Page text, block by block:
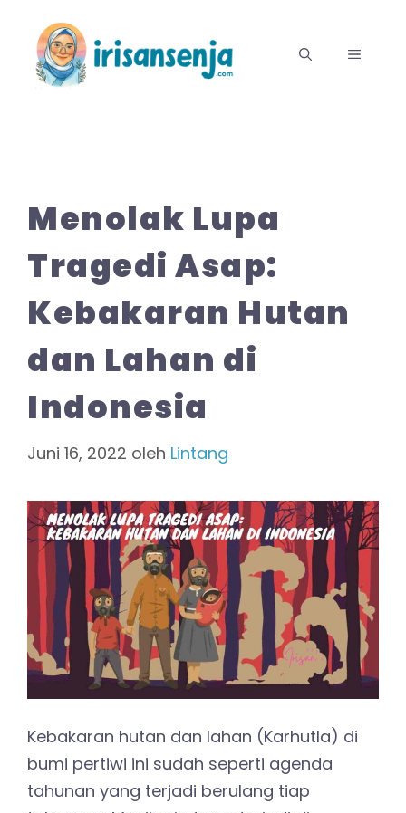
MENU
Menolak Lupa
Tragedi Asap:
Kebakaran Hutan
dan Lahan di
Indonesia
Juni 16, 2022 oleh Lintang
Kebakaran hutan dan lahan (Karhutla) di
bumi pertiwi ini sudah seperti agenda
tahunan yang terjadi berulang tiap